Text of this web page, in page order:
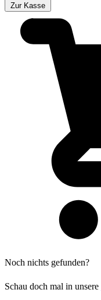
Zur Kasse
Noch nichts gefunden?
Schau doch mal in unsere